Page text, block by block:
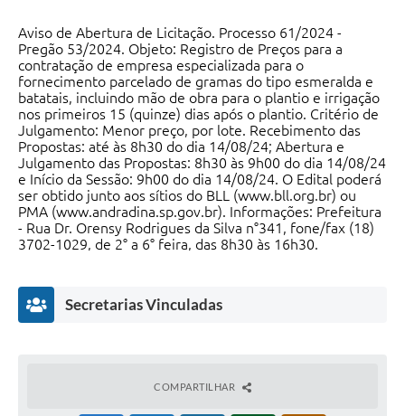
Aviso de Abertura de Licitação. Processo 61/2024 -
Pregão 53/2024. Objeto: Registro de Preços para a
contratação de empresa especializada para o
fornecimento parcelado de gramas do tipo esmeralda e
batatais, incluindo mão de obra para o plantio e irrigação
nos primeiros 15 (quinze) dias após o plantio. Critério de
Julgamento: Menor preço, por lote. Recebimento das
Propostas: até às 8h30 do dia 14/08/24; Abertura e
Julgamento das Propostas: 8h30 às 9h00 do dia 14/08/24
e Início da Sessão: 9h00 do dia 14/08/24. O Edital poderá
ser obtido junto aos sítios do BLL (www.bll.org.br) ou
PMA (www.andradina.sp.gov.br). Informações: Prefeitura
- Rua Dr. Orensy Rodrigues da Silva n°341, fone/fax (18)
3702-1029, de 2° a 6° feira, das 8h30 às 16h30.
Secretarias Vinculadas
COMPARTILHAR